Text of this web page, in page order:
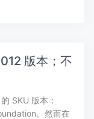
版本；不
SKU 版本：
。然而在